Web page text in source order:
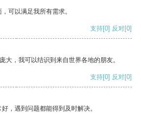
可以满足我所有需求。
支持[0] 反对[0]
大，我可以结识到来自世界各地的朋友。
支持[0] 反对[0]
，遇到问题都能得到及时解决。